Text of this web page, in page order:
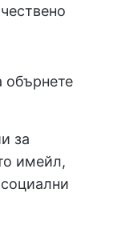
обърнете
за
имейл,